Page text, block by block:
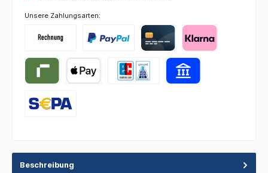
Unsere Zahlungsarten:
Beschreibung